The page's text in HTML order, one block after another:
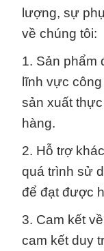
lượng, sự
về chúng tôi:
1. Sản phẩm
lĩnh vực
sản xuất
hàng.
2. Hỗ trợ
quá trình sử
để đạt được
3. Cam kết
cam kết duy